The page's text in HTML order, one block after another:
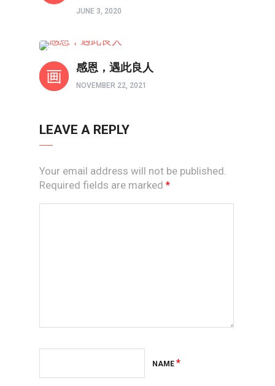
JUNE 3, 2020
感恩，遇此良人
NOVEMBER 22, 2021
LEAVE A REPLY
Your email address will not be published.
Required fields are marked *
NAME *